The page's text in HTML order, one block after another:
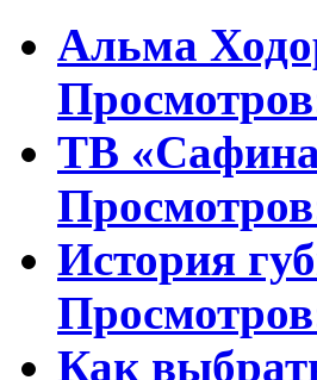
Альма
ТВ
История
Как